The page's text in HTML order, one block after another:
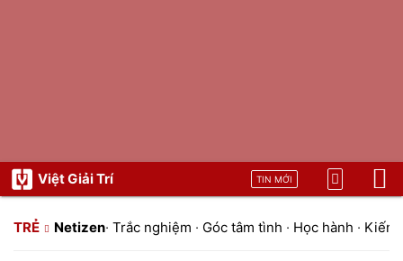
Việt Giải Trí TIN MỚI
TRẺ Netizen· Trắc nghiệm · Góc tâm tình · Học hành · Kiến